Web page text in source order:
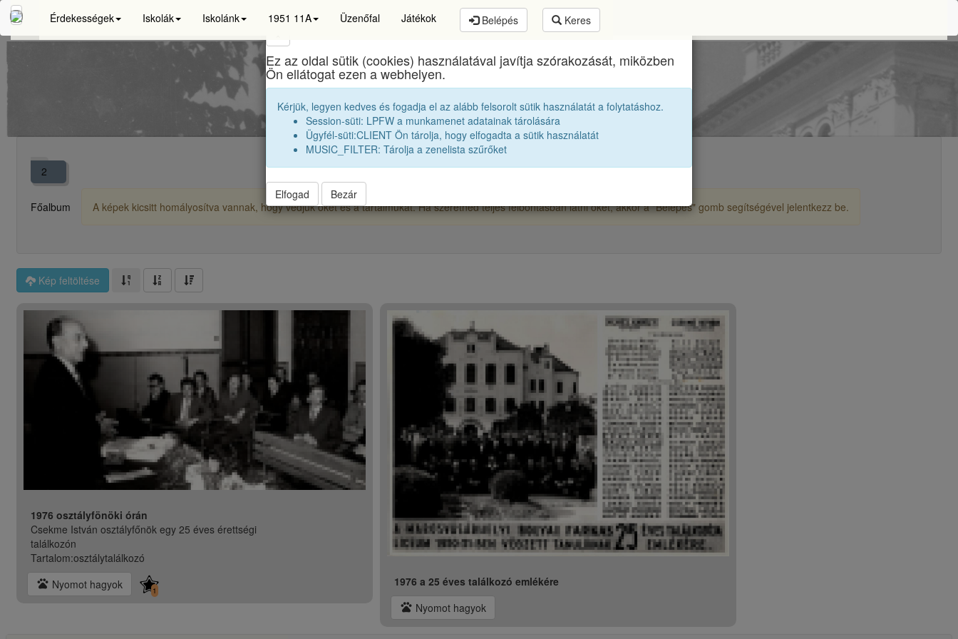
Érdekességek Iskolák Iskolánk 1951 11A Üzenőfal Játékok Belépés Keres
Bolyai Farkas Elméleti Líceumegykori diákjai 1951 11A
Osztályképek:1951 11A
2
Főalbum A képek kicsitt homályosítva vannak, hogy védjük őket és a tartalmukat. Ha szeretnéd teljes felbontásban látni őket, akkor a "Belépés" gomb segítségével jelentkezz be.
Kép feltöltése
1976 osztályfönöki órán
Csekme István osztályfőnök egy 25 éves érettségi
találkozón
Tartalom:osztálytalálkozó
pets Nyomot hagyok 1
1976 a 25 éves találkozó emlékére
pets Nyomot hagyok
Ez az oldal sütik (cookies) használatával javítja szórakozását, miközben
Ön ellátogat ezen a webhelyen.
Kérjük, legyen kedves és fogadja el az alább felsorolt sütik használatát a folytatáshoz.
Session-süti: LPFW a munkamenet adatainak tárolására
Ügyfél-süti:CLIENT Ön tárolja, hogy elfogadta a sütik használatát
MUSIC_FILTER: Tárolja a zenelista szűrőket
Elfogad Bezár